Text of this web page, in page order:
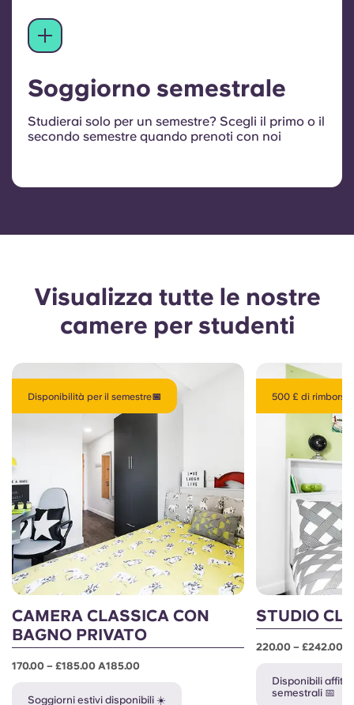
Soggiorno semestrale
Studierai solo per un semestre? Scegli il primo o il
secondo semestre quando prenoti con noi
Visualizza tutte le nostre
camere per studenti
Disponibilità per il semestre📅
CAMERA CLASSICA CON
BAGNO PRIVATO
170.00 – £185.00 A185.00
Soggiorni estivi disponibili ☀️
500 £ di
STUDIO
220.00 – £242.00
Disponibili affitti
semestrali 📅